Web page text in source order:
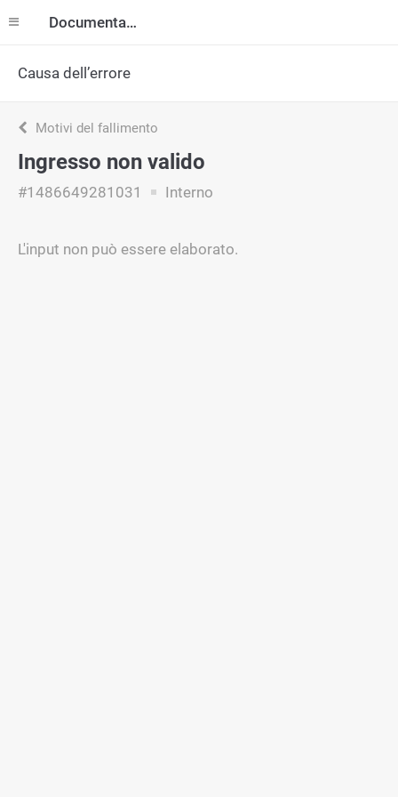
Documentazione
Causa dell’errore
Motivi del fallimento
Ingresso non valido
#1486649281031 Interno
L'input non può essere elaborato.